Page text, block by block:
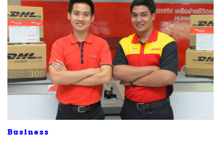
Business
ค้นหา